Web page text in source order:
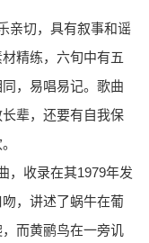
亲切，具有叙事和谣
精练，六旬中有五
，易唱易记。歌曲
辈，还要有自我保
，收录在其1979年发
，讲述了蜗牛在葡
而黄鹂鸟在一旁讥